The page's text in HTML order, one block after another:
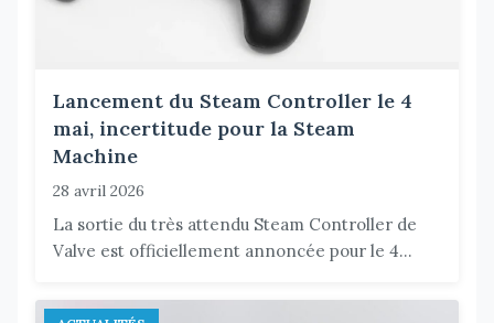
Lancement du Steam Controller le 4
mai, incertitude pour la Steam
Machine
28 avril 2026
La sortie du très attendu Steam Controller de
Valve est officiellement annoncée pour le 4...